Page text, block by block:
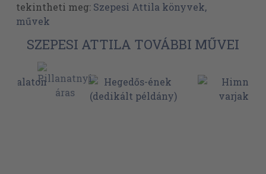
tekintheti meg: Szepesi Attila könyvek,
művek
SZEPESI ATTILA TOVÁBBI MŰVEI